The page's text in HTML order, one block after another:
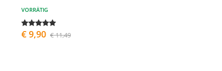
VORRÄTIG
€ 9,90 € 11,49